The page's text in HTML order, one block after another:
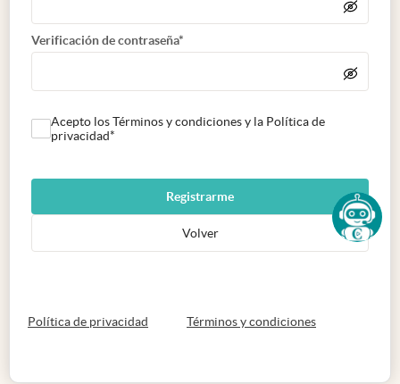
Verificación de contraseña*
Acepto los Términos y condiciones y la Política de
privacidad*
Registrarme
Volver
Política de privacidad abre en nueva pestaña
Términos y condicionesabre en nueva